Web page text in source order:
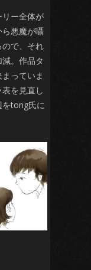
ー全体が
悪魔が囁
で、それ
。作品タ
っていま
を見直し
をtong氏に